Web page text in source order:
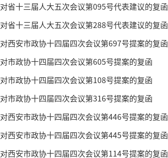
对省十三届人大五次会议第095号代表建议的复函
对省十三届人大五次会议第288号代表建议的复函
对西安市政协十四届四次会议第697号提案的复函
对市政协十四届四次会议第605号提案的复函
对市政协十四届四次会议第108号提案的复函
对市政协十四届四次会议第316号提案的复函
对西安市政协十四届四次会议第446号提案的复函
对西安市政协十四届四次会议第445号提案的复函
对西安市政协十四届四次会议第114号提案的复函